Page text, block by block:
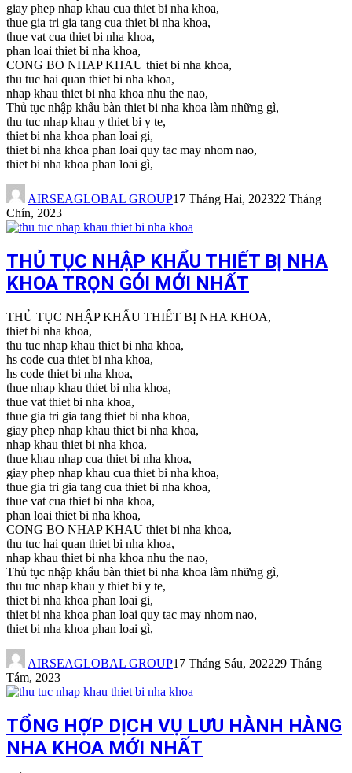
giay phep nhap khau cua thiet bi nha khoa,
thue gia tri gia tang cua thiet bi nha khoa,
thue vat cua thiet bi nha khoa,
phan loai thiet bi nha khoa,
CONG BO NHAP KHAU thiet bi nha khoa,
thu tuc hai quan thiet bi nha khoa,
nhap khau thiet bi nha khoa nhu the nao,
Thủ tục nhập khẩu bàn thiet bi nha khoa làm những gì,
thu tuc nhap khau y thiet bi y te,
thiet bi nha khoa phan loai gi,
thiet bi nha khoa phan loai quy tac may nhom nao,
thiet bi nha khoa phan loai gì,
AIRSEAGLOBAL GROUP17 Tháng Hai, 202322 Tháng
Chín, 2023
THỦ TỤC NHẬP KHẨU THIẾT BỊ NHA
KHOA TRỌN GÓI MỚI NHẤT
THỦ TỤC NHẬP KHẨU THIẾT BỊ NHA KHOA,
thiet bi nha khoa,
thu tuc nhap khau thiet bi nha khoa,
hs code cua thiet bi nha khoa,
hs code thiet bi nha khoa,
thue nhap khau thiet bi nha khoa,
thue vat thiet bi nha khoa,
thue gia tri gia tang thiet bi nha khoa,
giay phep nhap khau thiet bi nha khoa,
nhap khau thiet bi nha khoa,
thue khau nhap cua thiet bi nha khoa,
giay phep nhap khau cua thiet bi nha khoa,
thue gia tri gia tang cua thiet bi nha khoa,
thue vat cua thiet bi nha khoa,
phan loai thiet bi nha khoa,
CONG BO NHAP KHAU thiet bi nha khoa,
thu tuc hai quan thiet bi nha khoa,
nhap khau thiet bi nha khoa nhu the nao,
Thủ tục nhập khẩu bàn thiet bi nha khoa làm những gì,
thu tuc nhap khau y thiet bi y te,
thiet bi nha khoa phan loai gi,
thiet bi nha khoa phan loai quy tac may nhom nao,
thiet bi nha khoa phan loai gì,
AIRSEAGLOBAL GROUP17 Tháng Sáu, 202229 Tháng
Tám, 2023
TỔNG HỢP DỊCH VỤ LƯU HÀNH HÀNG
NHA KHOA MỚI NHẤT